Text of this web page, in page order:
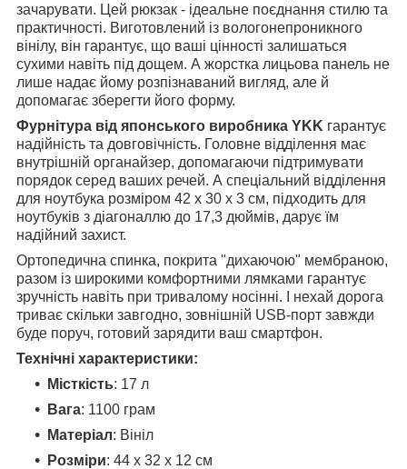
зачарувати. Цей рюкзак - ідеальне поєднання стилю та
практичності. Виготовлений із вологонепроникного
вінілу, він гарантує, що ваші цінності залишаться
сухими навіть під дощем. А жорстка лицьова панель не
лише надає йому розпізнаваний вигляд, але й
допомагає зберегти його форму.
Фурнітура від японського виробника YKK гарантує
надійність та довговічність. Головне відділення має
внутрішній органайзер, допомагаючи підтримувати
порядок серед ваших речей. А спеціальний відділення
для ноутбука розміром 42 x 30 x 3 см, підходить для
ноутбуків з діагоналлю до 17,3 дюймів, дарує їм
надійний захист.
Ортопедична спинка, покрита "дихаючою" мембраною,
разом із широкими комфортними лямками гарантує
зручність навіть при тривалому носінні. І нехай дорога
триває скільки завгодно, зовнішній USB-порт завжди
буде поруч, готовий зарядити ваш смартфон.
Технічні характеристики:
Місткість: 17 л
Вага: 1100 грам
Матеріал: Вініл
Розміри: 44 х 32 х 12 см